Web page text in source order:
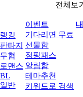
전체보
랭킹
판타지
무협
로맨스
BL
일반
이벤트
기다리면 무료
선물함
점핑패스
알림함
테마추천
키워드로 검색